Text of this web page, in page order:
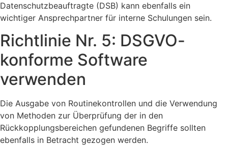
Datenschutzbeauftragte (DSB) kann ebenfalls ein
wichtiger Ansprechpartner für interne Schulungen sein.
Richtlinie Nr. 5: DSGVO-
konforme Software
verwenden
Die Ausgabe von Routinekontrollen und die Verwendung
von Methoden zur Überprüfung der in den
Rückkopplungsbereichen gefundenen Begriffe sollten
ebenfalls in Betracht gezogen werden.